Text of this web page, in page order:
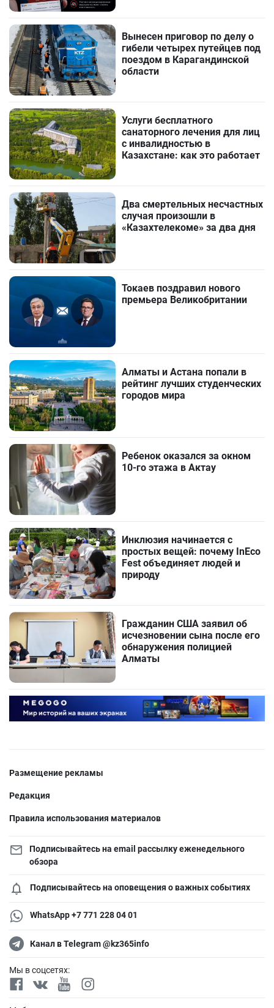
Вынесен приговор по делу о
гибели четырех путейцев под
поездом в Карагандинской
области
Услуги бесплатного
санаторного лечения для лиц
с инвалидностью в
Казахстане: как это работает
Два смертельных несчастных
случая произошли в
«Казахтелекоме» за два дня
Токаев поздравил нового
премьера Великобритании
Алматы и Астана попали в
рейтинг лучших студенческих
городов мира
Ребенок оказался за окном
10-го этажа в Актау
Инклюзия начинается с
простых вещей: почему InEco
Fest объединяет людей и
природу
Гражданин США заявил об
исчезновении сына после его
обнаружения полицией
Алматы
Размещение рекламы
Редакция
Правила использования материалов
Подписывайтесь на email рассылку еженедельного
обзора
Подписывайтесь на оповещения о важных событиях
WhatsApp +7 771 228 04 01
Канал в Telegram @kz365info
Мы в соцсетях: